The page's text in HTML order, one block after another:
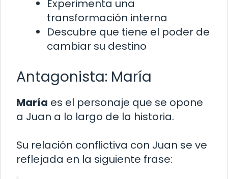
Experimenta una
transformación interna
Descubre que tiene el poder de
cambiar su destino
Antagonista: María
María es el personaje que se opone
a Juan a lo largo de la historia.
Su relación conflictiva con Juan se ve
reflejada en la siguiente frase: